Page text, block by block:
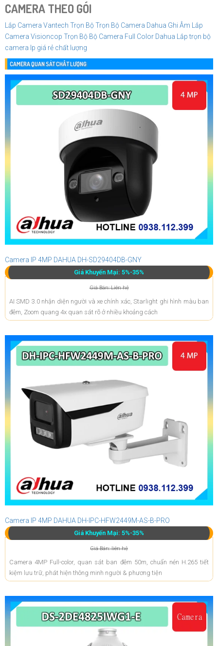
CAMERA THEO GÓI
Lắp Camera Vantech Trọn BộTrọn Bộ Camera Dahua Ghi Âm
Lắp
Camera Visioncop Trọn Bộ Bộ Camera Full Color Dahua
Lắp trọn bộ
camera Ip giá rẻ chất lượng
CAMERA QUAN SÁT CHẤT LƯỢNG
Camera IP 4MP DAHUA DH-SD29404DB-GNY
Giá Khuyến Mại: 5%-35%
Giá Bán: Liên hệ
AI SMD 3.0 nhận diện người và xe chính xác, Starlight ghi hình màu ban
đêm, Zoom quang 4x quan sát rõ ở nhiều khoảng cách
Camera IP 4MP DAHUA DH-IPC-HFW2449M-AS-B-PRO
Giá Khuyến Mại: 5%-35%
Giá Bán: liên hệ
Camera 4MP Full-color, quan sát ban đêm 50m, chuẩn nén H.265 tiết
kiệm lưu trữ, phát hiện thông minh người & phương tiện